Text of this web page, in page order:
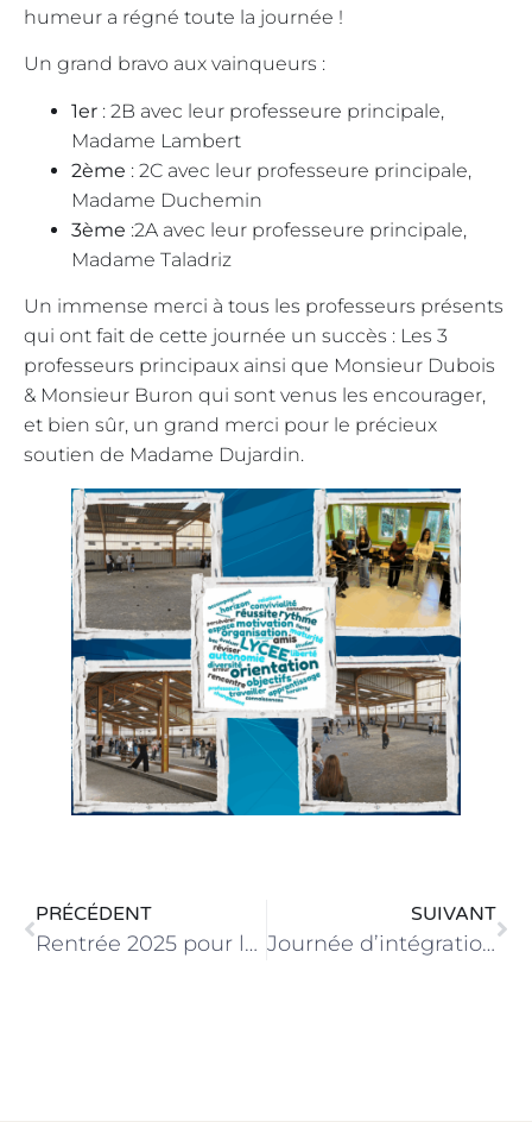
humeur a régné toute la journée !
Un grand bravo aux vainqueurs :
1er : 2B avec leur professeure principale,
Madame Lambert
2ème : 2C avec leur professeure principale,
Madame Duchemin
3ème :2A avec leur professeure principale,
Madame Taladriz
Un immense merci à tous les professeurs présents
qui ont fait de cette journée un succès : Les 3
professeurs principaux ainsi que Monsieur Dubois
& Monsieur Buron qui sont venus les encourager,
et bien sûr, un grand merci pour le précieux
soutien de Madame Dujardin.
PRÉCÉDENT
Rentrée 2025 pour les étudiants du Campus
SUIVANT
Journée d’intégration de nos seconde TRPM